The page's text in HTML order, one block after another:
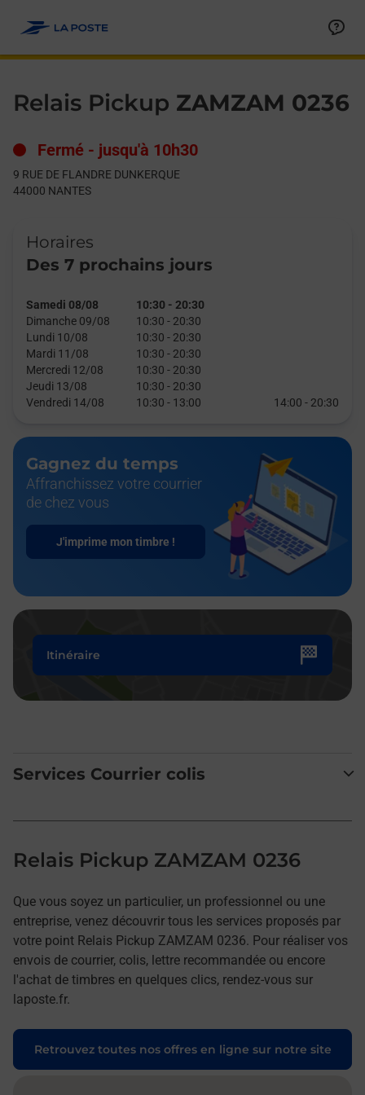
Relais Pickup ZAMZAM 0236
Fermé - jusqu'à 10h30
9 RUE DE FLANDRE DUNKERQUE
44000 NANTES
Horaires
Des 7 prochains jours
Samedi 08/08 10:30 - 20:30
Dimanche 09/08
10:30 - 20:30
Lundi 10/08
10:30 - 20:30
Mardi 11/08
10:30 - 20:30
Mercredi 12/08
10:30 - 20:30
Jeudi 13/08
10:30 - 20:30
Vendredi 14/08
10:30 - 13:00 14:00 - 20:30
Gagnez du temps
Affranchissez votre courrier
de chez vous
J'imprime mon timbre !
Itinéraire
Services Courrier colis
Relais Pickup ZAMZAM 0236
Que vous soyez un particulier, un professionnel ou une
entreprise, venez découvrir tous les services proposés par
votre point Relais Pickup ZAMZAM 0236. Pour réaliser vos
envois de courrier, colis, lettre recommandée ou encore
l'achat de timbres en quelques clics, rendez-vous sur
laposte.fr.
Retrouvez toutes nos offres en ligne sur notre site